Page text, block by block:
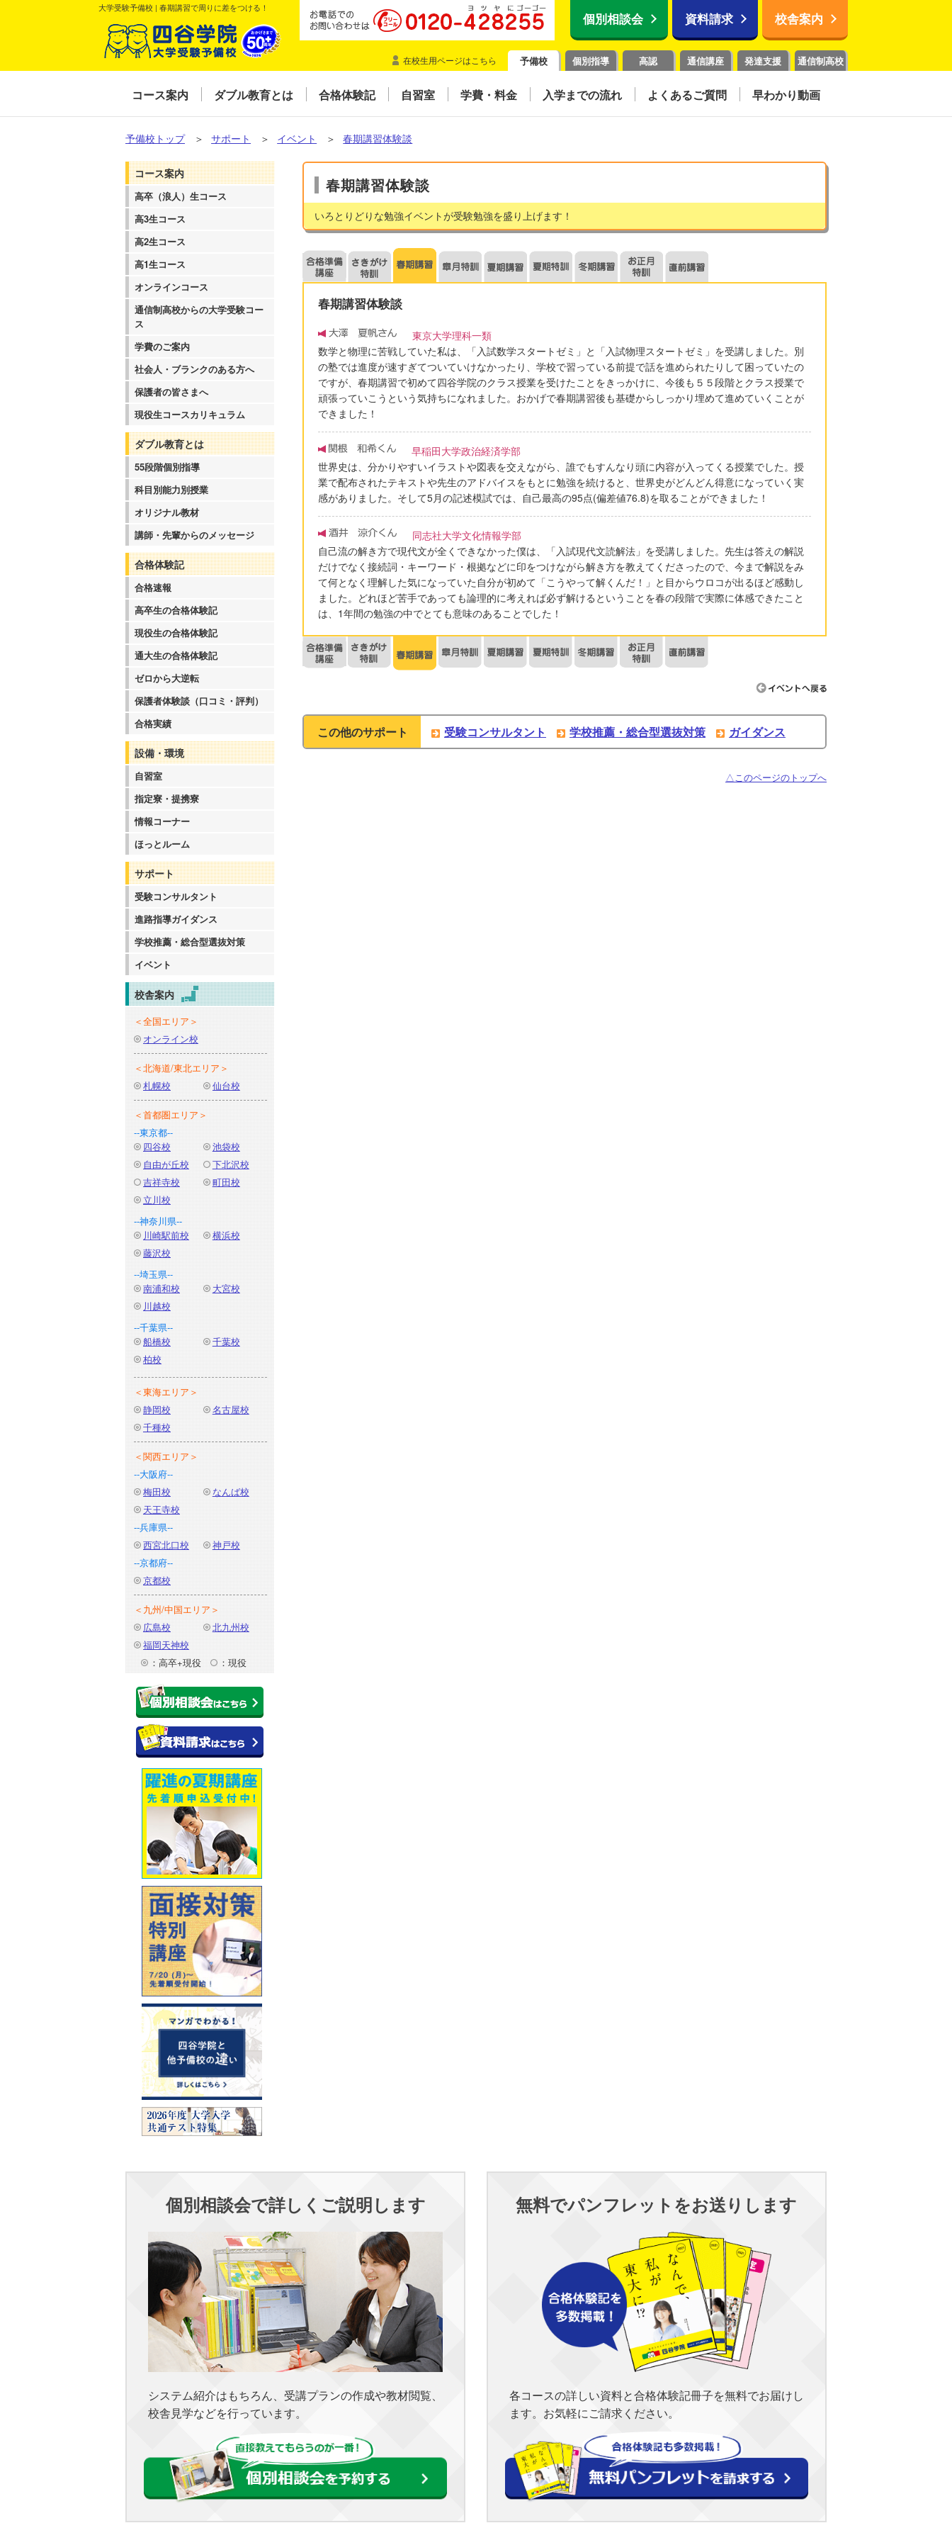
大学受験予備校 | 春期講習で周りに差をつける！
個別相談会 資料請求 校舎案内
在校生用ページはこちら 予備校 個別指導 高認 通信講座 発達支援 通信制高校
コース案内 ダブル教育とは 合格体験記 自習室 学費・料金 入学までの流れ よくあるご質問 早わかり動画
予備校トップ＞サポート ＞イベント ＞春期講習体験談
コース案内
高卒（浪人）生コース
高3生コース
高2生コース
高1生コース
オンラインコース
通信制高校からの大学受験コー
ス
学費のご案内
社会人・ブランクのある方へ
保護者の皆さまへ
現役生コースカリキュラム
ダブル教育とは
55段階個別指導
科目別能力別授業
オリジナル教材
講師・先輩からのメッセージ
合格体験記
合格速報
高卒生の合格体験記
現役生の合格体験記
通大生の合格体験記
ゼロから大逆転
保護者体験談（口コミ・評判）
合格実績
設備・環境
自習室
指定寮・提携寮
情報コーナー
ほっとルーム
サポート
受験コンサルタント
進路指導ガイダンス
学校推薦・総合型選抜対策
イベント
校舎案内
＜全国エリア＞
オンライン校
＜北海道/東北エリア＞
札幌校
仙台校
＜首都圏エリア＞
--東京都--
四谷校
池袋校
自由が丘校
下北沢校
吉祥寺校
町田校
立川校
--神奈川県--
川崎駅前校
横浜校
藤沢校
--埼玉県--
南浦和校
大宮校
川越校
--千葉県--
船橋校
千葉校
柏校
＜東海エリア＞
静岡校
名古屋校
千種校
＜関西エリア＞
--大阪府--
梅田校
なんば校
天王寺校
--兵庫県--
西宮北口校
神戸校
--京都府--
京都校
＜九州/中国エリア＞
広島校
北九州校
福岡天神校
：高卒+現役
：現役
春期講習体験談
いろとりどりな勉強イベントが受験勉強を盛り上げます！
春期講習体験談
東京大学理科一類
数学と物理に苦戦していた私は、「入試数学スタートゼミ」と「入試物理スタートゼミ」を受講しました。別
の塾では進度が速すぎてついていけなかったり、学校で習っている前提で話を進められたりして困っていたの
ですが、春期講習で初めて四谷学院のクラス授業を受けたことをきっかけに、今後も５５段階とクラス授業で
頑張っていこうという気持ちになれました。おかげで春期講習後も基礎からしっかり埋めて進めていくことが
できました！
早稲田大学政治経済学部
世界史は、分かりやすいイラストや図表を交えながら、誰でもすんなり頭に内容が入ってくる授業でした。授
業で配布されたテキストや先生のアドバイスをもとに勉強を続けると、世界史がどんどん得意になっていく実
感がありました。そして5月の記述模試では、自己最高の95点(偏差値76.8)を取ることができました！
同志社大学文化情報学部
自己流の解き方で現代文が全くできなかった僕は、「入試現代文読解法」を受講しました。先生は答えの解説
だけでなく接続詞・キーワード・根拠などに印をつけながら解き方を教えてくださったので、今まで解説をみ
て何となく理解した気になっていた自分が初めて「こうやって解くんだ！」と目からウロコが出るほど感動し
ました。どれほど苦手であっても論理的に考えれば必ず解けるということを春の段階で実際に体感できたこと
は、1年間の勉強の中でとても意味のあることでした！
この他のサポート 受験コンサルタント 学校推薦・総合型選抜対策 ガイダンス
△このページのトップへ
個別相談会で詳しくご説明します
システム紹介はもちろん、受講プランの作成や教材閲覧、
校舎見学などを行っています。
無料でパンフレットをお送りします
各コースの詳しい資料と合格体験記冊子を無料でお届けし
ます。お気軽にご請求ください。